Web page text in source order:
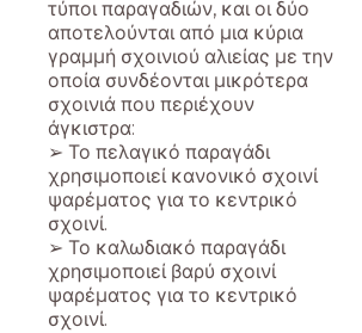
τύποι παραγαδιών, και οι δύο
αποτελούνται από μια κύρια
γραμμή σχοινιού αλιείας με την
οποία συνδέονται μικρότερα
σχοινιά που περιέχουν
άγκιστρα:
➢ Το πελαγικό παραγάδι
χρησιμοποιεί κανονικό σχοινί
ψαρέματος για το κεντρικό
σχοινί.
➢ Το καλωδιακό παραγάδι
χρησιμοποιεί βαρύ σχοινί
ψαρέματος για το κεντρικό
σχοινί.